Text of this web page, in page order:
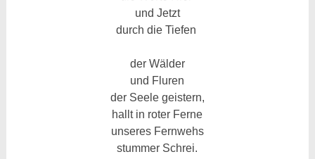
und Jetzt
durch die Tiefen
der Wälder
und Fluren
der Seele geistern,
hallt in roter Ferne
unseres Fernwehs
stummer Schrei.